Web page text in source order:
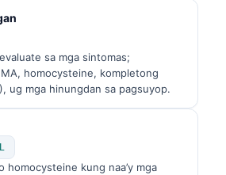
sa mga sintomas;
homocysteine, kompletong
ug mga hinungdan sa pagsuyop.
homocysteine kung naa’y mga